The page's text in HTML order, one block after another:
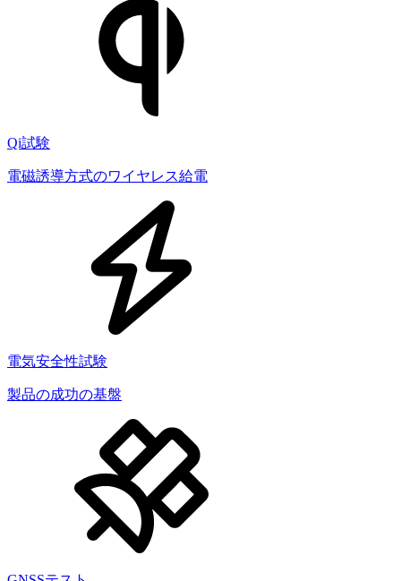
Qi試験
電磁誘導方式のワイヤレス給電
電気安全性試験
製品の成功の基盤